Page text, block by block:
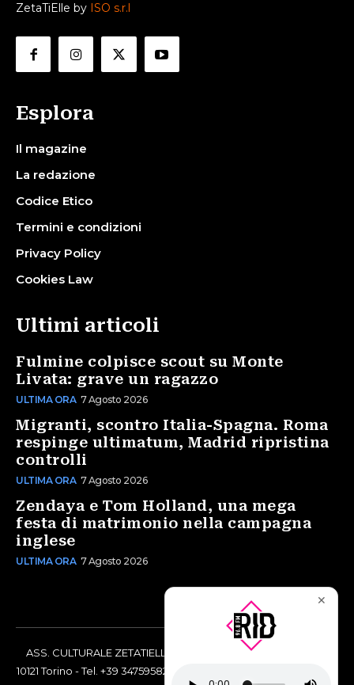
ZetaTiElle by ISO s.r.l
Esplora
Il magazine
La redazione
Codice Etico
Termini e condizioni
Privacy Policy
Cookies Law
Ultimi articoli
Fulmine colpisce scout su Monte
Livata: grave un ragazzo
ULTIMA ORA 7 Agosto 2026
Migranti, scontro Italia-Spagna. Roma
respinge ultimatum, Madrid ripristina
controlli
ULTIMA ORA 7 Agosto 2026
Zendaya e Tom Holland, una mega
festa di matrimonio nella campagna
inglese
ULTIMA ORA 7 Agosto 2026
ASS. CULTURALE ZETATIELLE OFF via Vittorio Amedeo II, 21 -
10121 Torino - Tel. +39 3475958238 - Codice Fiscale 97883690014
✕